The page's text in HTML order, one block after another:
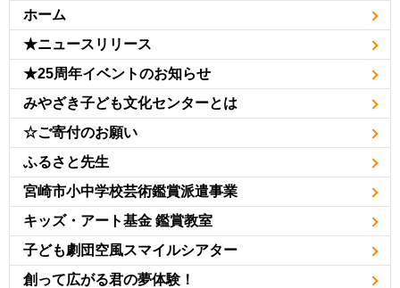
ホーム
★ニュースリリース
★25周年イベントのお知らせ
みやざき子ども文化センターとは
☆ご寄付のお願い
ふるさと先生
宮崎市小中学校芸術鑑賞派遣事業
キッズ・アート基金 鑑賞教室
子ども劇団空風スマイルシアター
創って広がる君の夢体験！